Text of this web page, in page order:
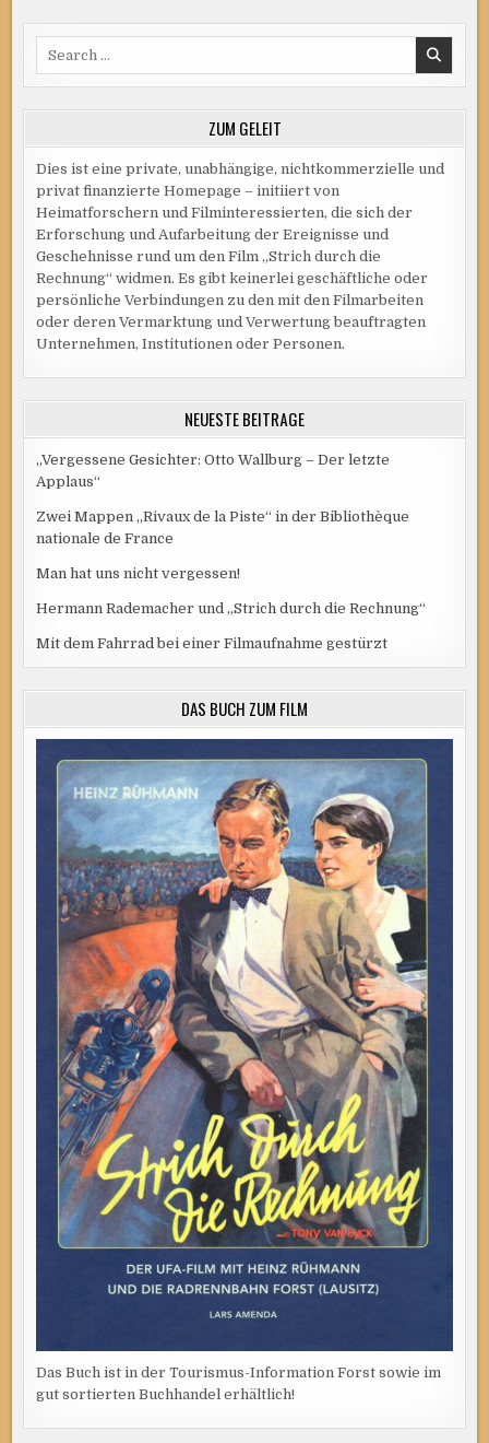
ZUM GELEIT
Dies ist eine private, unabhängige, nichtkommerzielle und
privat finanzierte Homepage – initiiert von
Heimatforschern und Filminteressierten, die sich der
Erforschung und Aufarbeitung der Ereignisse und
Geschehnisse rund um den Film „Strich durch die
Rechnung“ widmen. Es gibt keinerlei geschäftliche oder
persönliche Verbindungen zu den mit den Filmarbeiten
oder deren Vermarktung und Verwertung beauftragten
Unternehmen, Institutionen oder Personen.
NEUESTE BEITRÄGE
„Vergessene Gesichter: Otto Wallburg – Der letzte
Applaus“
Zwei Mappen „Rivaux de la Piste“ in der Bibliothèque
nationale de France
Man hat uns nicht vergessen!
Hermann Rademacher und „Strich durch die Rechnung“
Mit dem Fahrrad bei einer Filmaufnahme gestürzt
DAS BUCH ZUM FILM
Das Buch ist in der Tourismus-Information Forst sowie im
gut sortierten Buchhandel erhältlich!